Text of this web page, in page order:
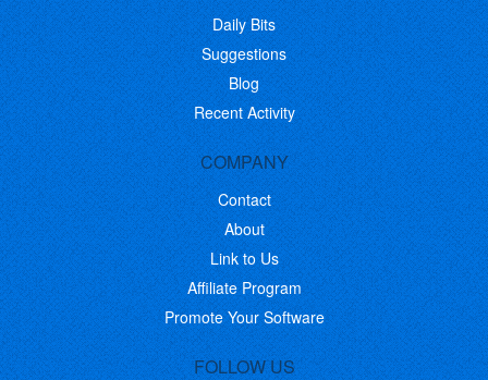
Daily Bits
Suggestions
Blog
Recent Activity
COMPANY
Contact
About
Link to Us
Affiliate Program
Promote Your Software
FOLLOW US